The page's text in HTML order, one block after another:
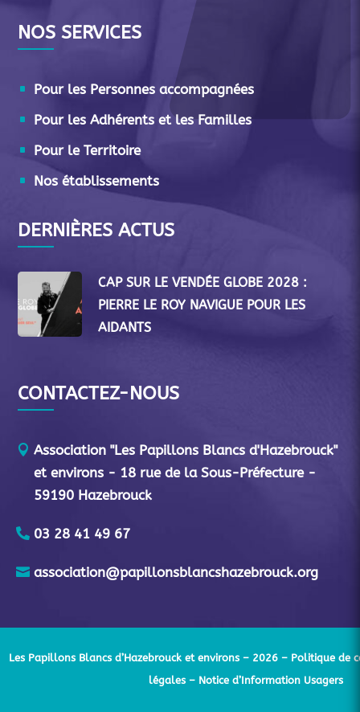
NOS SERVICES
Pour les Personnes accompagnées
Pour les Adhérents et les Familles
Pour le Territoire
Nos établissements
DERNIÈRES ACTUS
CAP SUR LE VENDÉE GLOBE 2028 :
PIERRE LE ROY NAVIGUE POUR LES
AIDANTS
CONTACTEZ-NOUS
Association "Les Papillons Blancs d'Hazebrouck"
et environs - 18 rue de la Sous-Préfecture -
59190 Hazebrouck
03 28 41 49 67
association@papillonsblancshazebrouck.org
Les Papillons Blancs d’Hazebrouck et environs – 2026 – Politique de
légales – Notice d’Information Usagers